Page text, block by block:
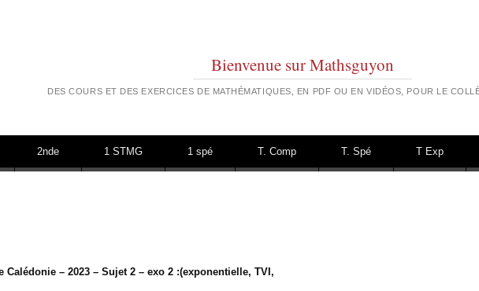
Bienvenue sur Mathsguyon
DES COURS ET DES EXERCICES DE MATHÉMATIQUES, EN PDF OU EN VIDÉOS, POUR LE
2nde 1 STMG 1 spé T. Comp T. Spé T Exp
Calédonie – 2023 – Sujet 2 – exo 2 :(exponentielle, TVI,